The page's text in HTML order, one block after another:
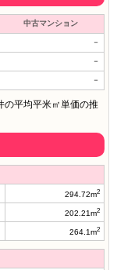
中古マンション
－
－
－
平均平米㎡単価の推
294.72m2
202.21m2
264.1m2